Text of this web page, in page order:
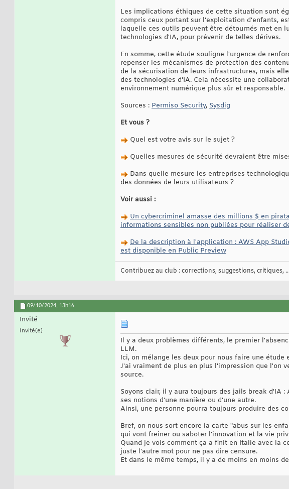
Les implications éthiques de cette situation sont
compris ceux portant sur l'exploitation d'enfants,
laquelle ces outils peuvent être détournés met en
technologies d'IA, pour prévenir de telles dérives.
En somme, cette étude souligne l'urgence de
repenser les mécanismes de protection des
de la sécurisation de leurs infrastructures, mais
des technologies d'IA. Cela nécessite une
environnement numérique plus sûr et responsable.
Sources : Permiso Security, Sysdig
Et vous ?
Quel est votre avis sur le sujet ?
Quelles mesures de sécurité devraient être
Dans quelle mesure les entreprises
des données de leurs utilisateurs ?
Voir aussi :
Un cybercriminel amasse des millions $ en
informations sensibles non publiées pour réaliser
De la description à l'application : AWS App
est disponible en Public Preview
Contribuez au club : corrections, suggestions, critiques,
09/10/2024, 13h16
Invité
Invité(e)
Il y a deux problèmes différents, le premier
LLM.
Ici, on mélange les deux pour nous faire une
J'ai vraiment de plus en plus l'impression que l'on
source.
Soyons clair, il y aura toujours des jails break d'IA
ses notions d'une manière ou d'une autre.
Ainsi, une personne pourra toujours produire des
Bref, on nous sort encore la carte "abus sur les
qui vont freiner ou saboter l'innovation et la vie
Quand je vois comment ça a finit en Italie avec la
juste l'autre mot pour ne pas dire censure.
Et dans le même temps, il y a de moins en moins